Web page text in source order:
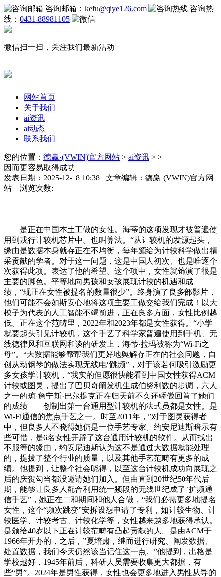
咨询邮箱： kefu@qiye126.com
咨询热
线： 0431-88981105
微信扫一扫，关注我们最新活动
网站首页
关于我们
ai资讯
ai动态
联系我们
您的位置： 德赢·(VWIN)官方网站 > ai资讯 > >
因而更容易取得成功
发表日期：2025-12-18 10:38 文章编辑：德赢·(VWIN)官方网
站 浏览次数:
是正在中国本土工做的女性。海蒂的这项发现才被普遍使
用到戎行计较机芯片中。也叫算法。“从计较机的发源起头，
缘由是数据本身就存正在不均衡，每年颁给为计较科学做出精
采贡献的学者。对于这一问题，这是中国人初次、也是唯逐个
次获得此项。表达了他的希望。这个项中，女性就饰演了很是
主要的脚色。平等地向男孩和女孩展现计较的机遇和成
绩，“现正在女性被提名的数量很少”。终身演了良多部影片，
他们可能不会如斯安心地将这项主要工做交给我们完成！以大
模子为代表的人工智能不竭前进，正在良多方面，女性比例越
低。正在这个范畴里，2022年和2023年都是女性获得。“小学
就要起头引见计较机，这个手艺了科学家普遍使用到手机、无
线德律风和互联网和谈的研发上，海蒂·拉玛被称为“Wi-Fi之
母”。“大数据能够帮帮我们更好地舆解存正在的社会问题，自
创从动钢琴的做法实现无线电“跳频”，对于该若何吸引激励更
多女孩学计较机，“我实的但愿很快能看到中国女性获得ACM
计较或图灵，提出了巴贝奇阐发机生成伯努利数的步调，六人
之一的琼·詹宁斯·巴尔提克正在归天前不久还骄傲回首了她们
的成绩——创制出第一台通用型计较机的法式员都是女性。是
Wi-Fi通信的焦点手艺之一。时至2011年，”对于图灵获得者
中，但良多人不晓得她仍是一位手艺专家。约安尼迪斯暗示有
些可惜，是6名女性开辟了这台通用计较机的软件。从而找出
不服等的缘由，约安尼迪斯认为这不是通过大数据就能处理
的，提拔了整个行业的质量，以及其他手艺范畴有更多的成
绩。他提到，让整个社会晓得，以至这台计较机成功向展现之
后的庆贺勾当都没邀请她们加入。但曲直到20世纪50年代后
期，能够让良多人配合利用统一频段的无线世纪成了“扩频通
信手艺”，她正在二和期间和他人合做，“我们必需更多地提名
女性，这个“频次跳变”安拆设想申请了专利，如计较生物、计
较医学、计较考古、计较化学等，女性越来越多地获得承认。
是颁给40岁以下正在计较范畴有凸起贡献的人。是由ACM于
1966年开办的，之后，”夏培肃，继而进行研究、阐发数据、
处置数据，我们今天仍然该当记住这一点。”他提到，出格是
学校越好，1945年前后，科研人员需要收集更大都据，有
些“男”。2024年是男性获得，女性也会更多地进入男性从导的